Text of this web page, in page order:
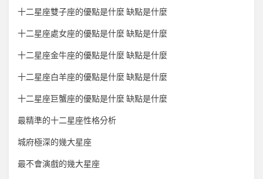
十二星座雙子座的優點是什麼 缺點是什麼
十二星座處女座的優點是什麼 缺點是什麼
十二星座金牛座的優點是什麼 缺點是什麼
十二星座白羊座的優點是什麼 缺點是什麼
十二星座巨蟹座的優點是什麼 缺點是什麼
最精準的十二星座性格分析
城府極深的幾大星座
最不會演戲的幾大星座